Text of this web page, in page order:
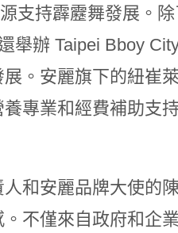
支持霹靂舞發展。
舉辦 Taipei Bboy
。安麗旗下的紐崔
專業和經費補助支
和安麗品牌大使的
不僅來自政府和企